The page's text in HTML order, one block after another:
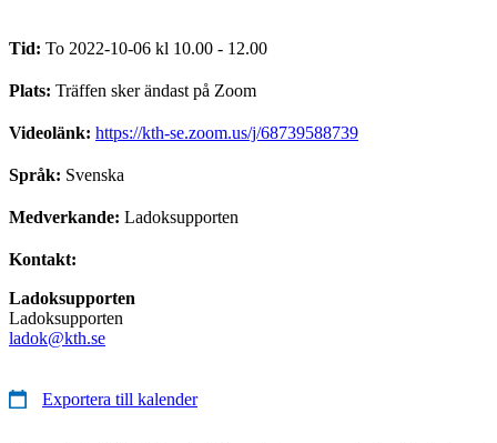
Tid: To 2022-10-06 kl 10.00 - 12.00
Plats: Träffen sker ändast på Zoom
Videolänk: https://kth-se.zoom.us/j/68739588739
Språk: Svenska
Medverkande: Ladoksupporten
Kontakt:
Ladoksupporten
Ladoksupporten
ladok@kth.se
Exportera till kalender